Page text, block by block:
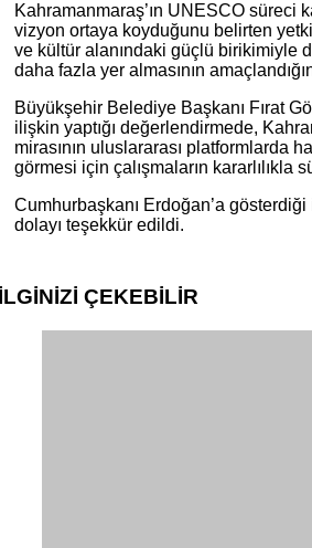
Kahramanmaraş’ın UNESCO süreci
vizyon ortaya koyduğunu belirten
ve kültür alanındaki güçlü birikimiyle
daha fazla yer almasının
Büyükşehir Belediye Başkanı Fırat
ilişkin yaptığı değerlendirmede,
mirasının uluslararası platformlarda
görmesi için çalışmaların kararlılıkla
Cumhurbaşkanı Erdoğan’a
dolayı teşekkür edildi.
ÇEKEBİLİR